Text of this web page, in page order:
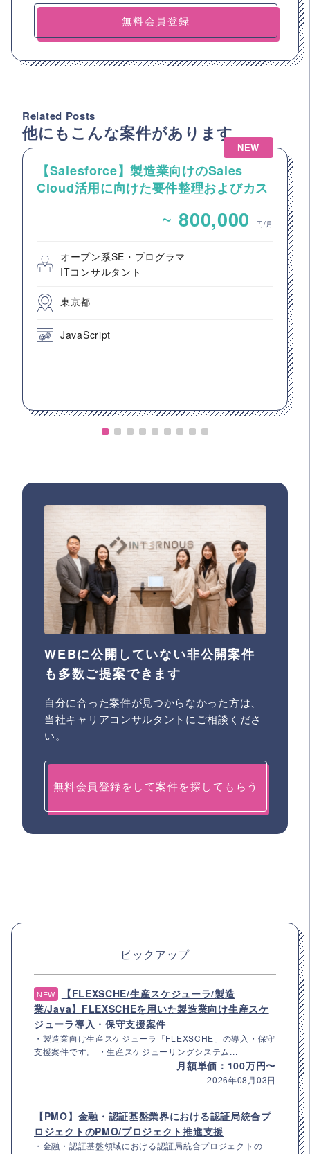
無料会員登録
Related Posts
他にもこんな案件があります
NEW
【Salesforce】製造業向けのSales
Cloud活用に向けた要件整理およびカス
~ 800,000 円/月
オープン系SE・プログラマ
ITコンサルタント
東京都
JavaScript
WEBに公開していない非公開案件
も多数ご提案できます
自分に合った案件が見つからなかった方は、
当社キャリアコンサルタントにご相談くださ
い。
無料会員登録をして案件を探してもらう
ピックアップ
NEW
【FLEXSCHE/生産スケジューラ/製造
業/Java】FLEXSCHEを用いた製造業向け生産スケ
ジューラ導入・保守支援案件
・製造業向け生産スケジューラ「FLEXSCHE」の導入・保守
支援案件です。 ・生産スケジューリングシステム...
月額単価：100万円〜
2026年08月03日
【PMO】金融・認証基盤業界における認証局統合プ
ロジェクトのPMO/プロジェクト推進支援
・金融・認証基盤領域における認証局統合プロジェクトの